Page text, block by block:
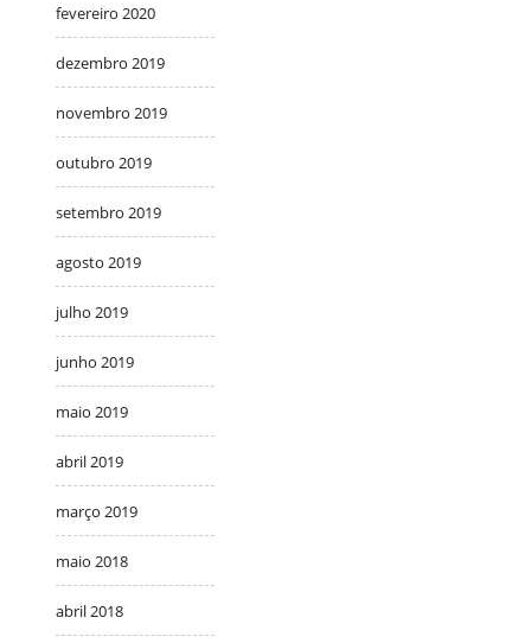
fevereiro 2020
dezembro 2019
novembro 2019
outubro 2019
setembro 2019
agosto 2019
julho 2019
junho 2019
maio 2019
abril 2019
março 2019
maio 2018
abril 2018